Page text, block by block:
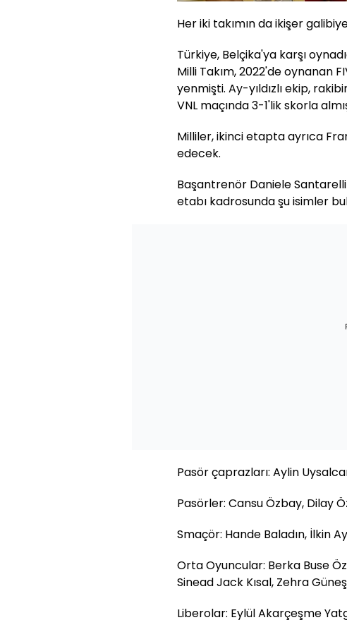
Her iki takımın da ikişer
Türkiye, Belçika'ya karşı
Milli Takım, 2022'de oynanan
yenmişti. Ay-yıldızlı ekip,
VNL maçında 3-1'lik skorla
Milliler, ikinci etapta ayrıca
edecek.
Başantrenör Daniele
etabı kadrosunda şu isimler
Pasör çaprazları: Aylin
Pasörler: Cansu Özbay, Dilay
Smaçör: Hande Baladın, İlkin
Orta Oyuncular: Berka Buse
Sinead Jack Kısal, Zehra Güneş
Liberolar: Eylül Akarçeşme